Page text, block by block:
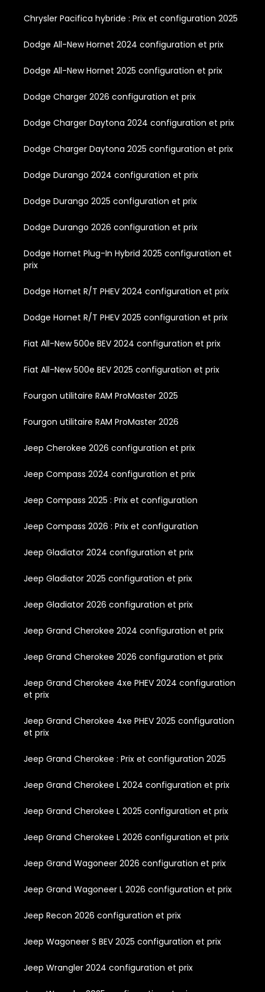
Chrysler Pacifica hybride : Prix et configuration 2025
Dodge All-New Hornet 2024 configuration et prix
Dodge All-New Hornet 2025 configuration et prix
Dodge Charger 2026 configuration et prix
Dodge Charger Daytona 2024 configuration et prix
Dodge Charger Daytona 2025 configuration et prix
Dodge Durango 2024 configuration et prix
Dodge Durango 2025 configuration et prix
Dodge Durango 2026 configuration et prix
Dodge Hornet Plug-In Hybrid 2025 configuration et
prix
Dodge Hornet R/T PHEV 2024 configuration et prix
Dodge Hornet R/T PHEV 2025 configuration et prix
Fiat All-New 500e BEV 2024 configuration et prix
Fiat All-New 500e BEV 2025 configuration et prix
Fourgon utilitaire RAM ProMaster 2025
Fourgon utilitaire RAM ProMaster 2026
Jeep Cherokee 2026 configuration et prix
Jeep Compass 2024 configuration et prix
Jeep Compass 2025 : Prix et configuration
Jeep Compass 2026 : Prix et configuration
Jeep Gladiator 2024 configuration et prix
Jeep Gladiator 2025 configuration et prix
Jeep Gladiator 2026 configuration et prix
Jeep Grand Cherokee 2024 configuration et prix
Jeep Grand Cherokee 2026 configuration et prix
Jeep Grand Cherokee 4xe PHEV 2024 configuration
et prix
Jeep Grand Cherokee 4xe PHEV 2025 configuration
et prix
Jeep Grand Cherokee : Prix et configuration 2025
Jeep Grand Cherokee L 2024 configuration et prix
Jeep Grand Cherokee L 2025 configuration et prix
Jeep Grand Cherokee L 2026 configuration et prix
Jeep Grand Wagoneer 2026 configuration et prix
Jeep Grand Wagoneer L 2026 configuration et prix
Jeep Recon 2026 configuration et prix
Jeep Wagoneer S BEV 2025 configuration et prix
Jeep Wrangler 2024 configuration et prix